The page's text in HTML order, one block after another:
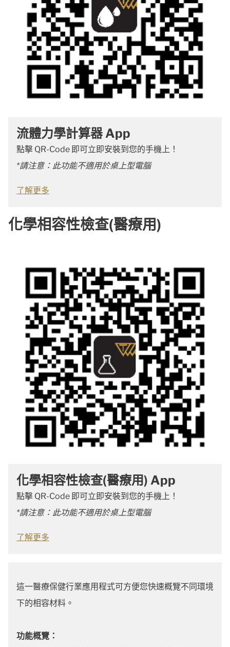
流體力學計算器 App
點擊 QR-Code 即可立即安裝到您的手機上！
*請注意：此功能不適用於桌上型電腦
了解更多
化學相容性檢查(醫療用)
化學相容性檢查(醫療用) App
點擊 QR-Code 即可立即安裝到您的手機上！
*請注意：此功能不適用於桌上型電腦
了解更多
這一醫療保健行業應用程式可方便您快速概覽不同環境
下的相容材料。
功能概覽：